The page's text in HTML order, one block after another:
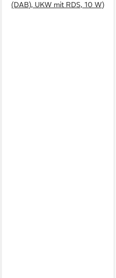
(DAB), UKW mit RDS, 10 W)